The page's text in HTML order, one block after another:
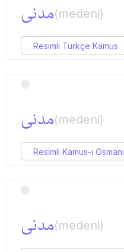
مدنی(medeni)
Resimli Türkçe Kamus
مدنی(medeni)
Resimli Kamus-ı Osmani
مدنی(medeni)